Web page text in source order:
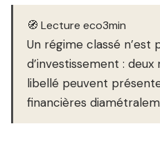
🧭 Lecture eco3min
Un régime classé n’est
d’investissement :
libellé peuvent
financières